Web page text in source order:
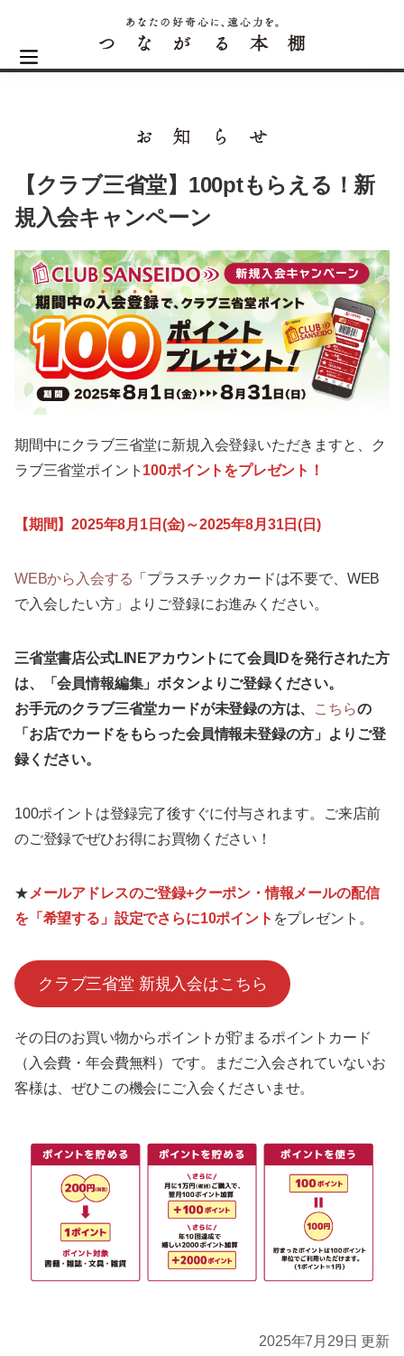
【クラブ三省堂】100ptもらえる！新
規入会キャンペーン
期間中にクラブ三省堂に新規入会登録いただきますと、ク
ラブ三省堂ポイント 100ポイント をプレゼント！
【期間】2025年8月1日(金)～2025年8月31日(日)
WEBから入会する 「プラスチックカードは不要で、WEB
で入会したい方」よりご登録にお進みください。
三省堂書店公式LINEアカウントにて会員IDを発行された方
は、「会員情報編集」ボタンよりご登録ください。
お手元のクラブ三省堂カードが未登録の方は、 こちらの
「お店でカードをもらった会員情報未登録の方」よりご登
録ください。
100ポイントは登録完了後すぐに付与されます。ご来店前
のご登録でぜひお得にお買物ください！
★ メールアドレスのご登録+クーポン・情報メールの配信
を「希望する」設定でさらに10ポイント をプレゼント。
クラブ三省堂 新規入会はこちら
その日のお買い物からポイントが貯まるポイントカード
（入会費・年会費無料）です。まだご入会されていないお
客様は、ぜひこの機会にご入会くださいませ。
2025年7月29日 更新